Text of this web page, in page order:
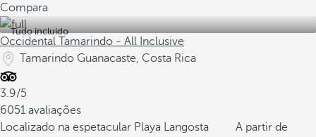
Compara
Tudo incluído
Occidental Tamarindo - All Inclusive
Tamarindo Guanacaste, Costa Rica
3.9/5
6051 avaliações
Localizado na espetacular Playa Langosta
A partir de